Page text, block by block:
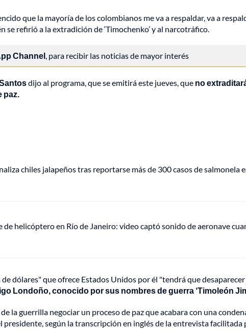
que la mayoría de los colombianos me va a respaldar, va a
se refirió a la extradición de ‘Timochenko’ y al narcotráfico.
Channel, para recibir las noticias de mayor interés
dijo al programa, que se emitirá este jueves, que no
paz.
chiles jalapeños tras reportarse más de 300 casos de salmonela
de helicóptero en Río de Janeiro: video captó sonido de aeronave
dólares" que ofrece Estados Unidos por él "tendrá que
Londoño, conocido por sus nombres de guerra ‘Timoleón
la guerrilla negociar un proceso de paz que acabara con una
presidente, según la transcripción en inglés de la entrevista facilitada